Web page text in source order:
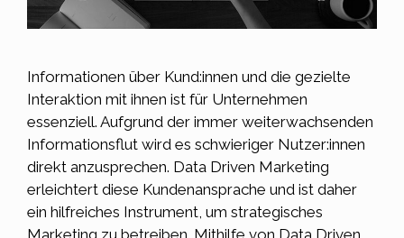
Informationen über Kund:innen und die gezielte
Interaktion mit ihnen ist für Unternehmen
essenziell. Aufgrund der immer weiterwachsenden
Informationsflut wird es schwieriger Nutzer:innen
direkt anzusprechen. Data Driven Marketing
erleichtert diese Kundenansprache und ist daher
ein hilfreiches Instrument, um strategisches